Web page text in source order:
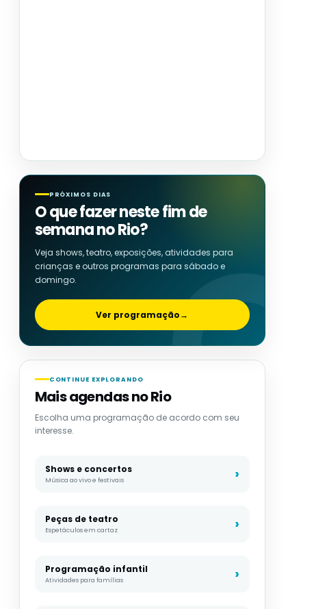
PRÓXIMOS DIAS
O que fazer neste fim de
semana no Rio?
Veja shows, teatro, exposições, atividades para
crianças e outros programas para sábado e
domingo.
Ver programação→
CONTINUE EXPLORANDO
Mais agendas no Rio
Escolha uma programação de acordo com seu
interesse.
Shows e concertos
Música ao vivo e festivais
Peças de teatro
Espetáculos em cartaz
Programação infantil
Atividades para famílias